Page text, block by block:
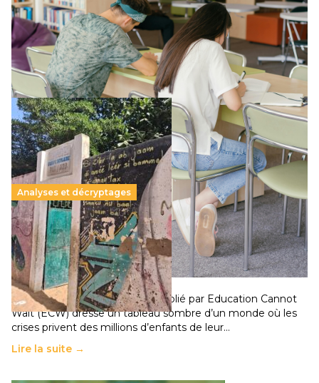
Le projet de loi sur la régulation de l’enseignement
supérieur privé met en lumière l’amplification d’un système
qui relègue l’acte pédagogique au superfétatoire, voire à…
Lire la suite →
Analyses et décryptages
258 millions d’enfants victimes de la guerre, des
chocs climatiques et des déplacements de
population
11 juillet 2026–National
Un nouveau rapport mondial publié par Education Cannot
Wait (ECW) dresse un tableau sombre d’un monde où les
crises privent des millions d’enfants de leur…
Lire la suite →